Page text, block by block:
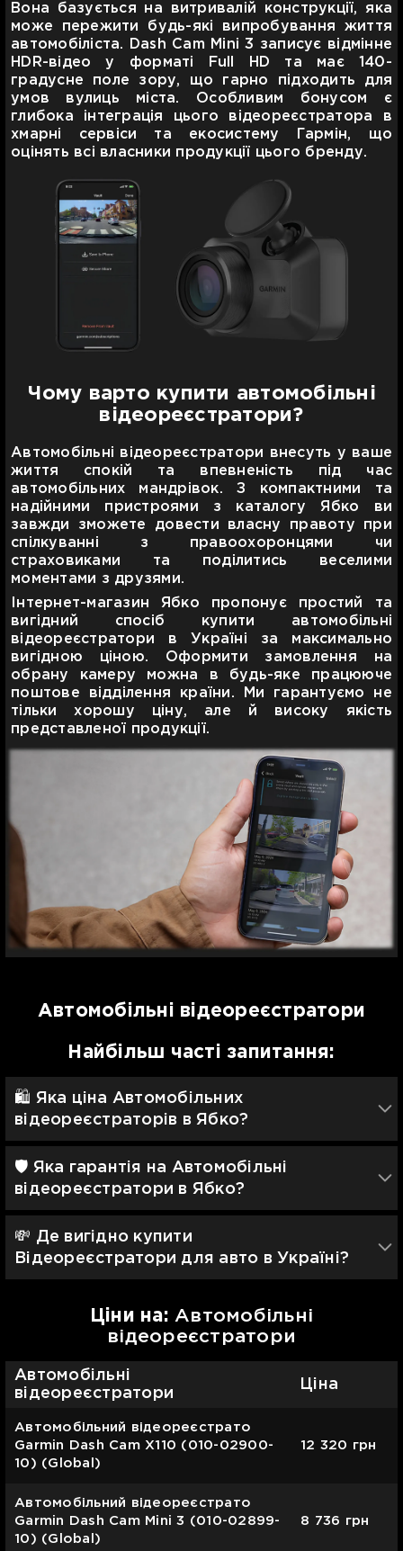
Вона базується на витривалій конструкції, яка
може пережити будь-які випробування життя
автомобіліста. Dash Cam Mini 3 записує відмінне
HDR-відео у форматі Full HD та має 140-
градусне поле зору, що гарно підходить для
умов вулиць міста. Особливим бонусом є
глибока інтеграція цього відеореєстратора в
хмарні сервіси та екосистему Гармін, що
оцінять всі власники продукції цього бренду.
Чому варто купити автомобільні
відеореєстратори?
Автомобільні відеореєстратори внесуть у ваше
життя спокій та впевненість під час
автомобільних мандрівок. З компактними та
надійними пристроями з каталогу Ябко ви
завжди зможете довести власну правоту при
спілкуванні з правоохоронцями чи
страховиками та поділитись веселими
моментами з друзями.
Інтернет-магазин Ябко пропонує простий та
вигідний спосіб купити автомобільні
відеореєстратори в Україні за максимально
вигідною ціною. Оформити замовлення на
обрану камеру можна в будь-яке працююче
поштове відділення країни. Ми гарантуємо не
тільки хорошу ціну, але й високу якість
представленої продукції.
Автомобільні відеореєстратори
Найбільш часті запитання:
🛍️ Яка ціна Автомобільних
відеореєстраторів в Ябко?
🛡 Яка гарантія на Автомобільні
відеореєстратори в Ябко?
💸 Де вигідно купити
Відеореєстратори для авто в Україні?
Цiни на: Автомобільні
відеореєстратори
Автомобільні
відеореєстратори
Ціна
Автомобільний відеореєстрато
Garmin Dash Cam X110 (010-02900-
10) (Global)
12 320 грн
Автомобільний відеореєстрато
Garmin Dash Cam Mini 3 (010-02899-
10) (Global)
8 736 грн